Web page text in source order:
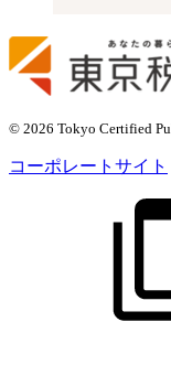
© 2026 Tokyo Certified
コーポレートサイト